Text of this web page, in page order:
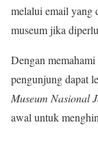
melalui email yang
museum jika
Dengan
pengunjung dapat
Museum Nasional
awal untuk